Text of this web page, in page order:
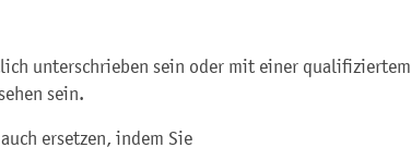
unterschrieben sein oder mit einer qualifiziertem
sein.
ersetzen, indem Sie